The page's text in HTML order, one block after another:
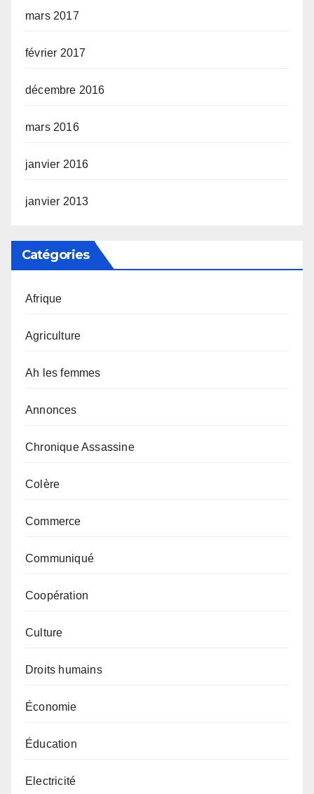
mars 2017
février 2017
décembre 2016
mars 2016
janvier 2016
janvier 2013
Catégories
Afrique
Agriculture
Ah les femmes
Annonces
Chronique Assassine
Colère
Commerce
Communiqué
Coopération
Culture
Droits humains
Économie
Éducation
Electricité